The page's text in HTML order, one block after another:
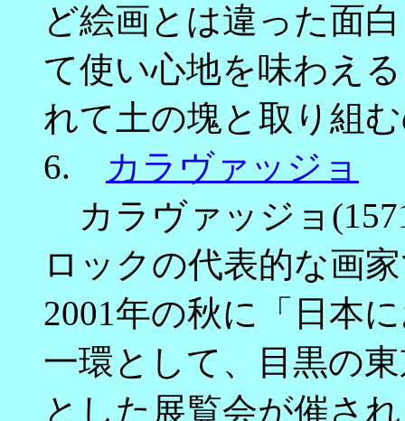
ど絵画とは違った面
て使い心地を味わえ
れて土の塊と取り組
6.
カラヴァッジョ
カラヴァッジョ
ロックの代表的な画
2001年の秋に「日本
一環として、目黒の
とした展覧会が催さ